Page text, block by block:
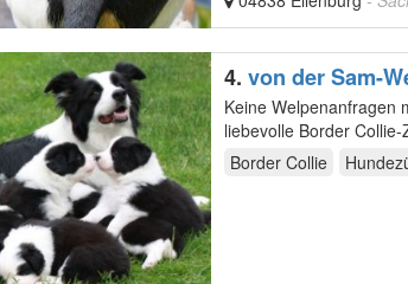
4. von der Sam-
Keine Welpenanfragen möglich! Zuchtpause!
liebevolle Border
Border Collie